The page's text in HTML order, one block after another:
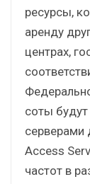
ресурсы,
аренду
центрах,
соты
серверами
Access
частот в